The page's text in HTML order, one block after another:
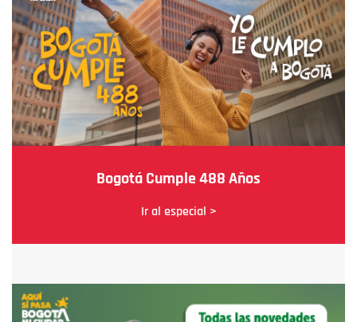
Bogotá Cumple 488 Años
Ir al especial >